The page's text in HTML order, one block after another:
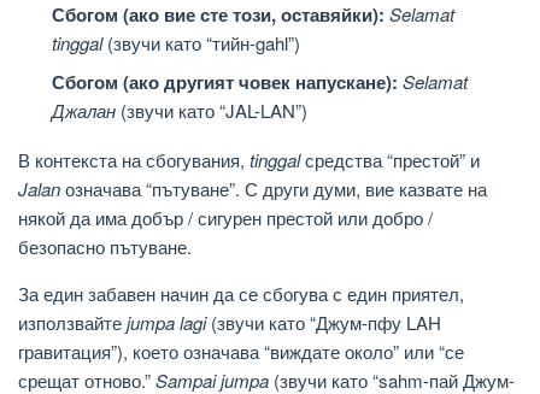
Сбогом (ако вие сте този, оставяйки): Selamat
tinggal(звучи като “тийн-gahl”)
Сбогом (ако другият човек напускане): Selamat
Джалан (звучи като “JAL-LAN”)
В контекста на сбогувания, tinggalсредства “престой” и
Jalanозначава “пътуване”. С други думи, вие казвате на
някой да има добър / сигурен престой или добро /
безопасно пътуване.
За един забавен начин да се сбогува с един приятел,
използвайтеjumpa lagi(звучи като “Джум-пфу LAH
гравитация”), което означава “виждате около” или “се
срещат отново.”Sampai jumpa (звучи като “sahm-пай Джум-